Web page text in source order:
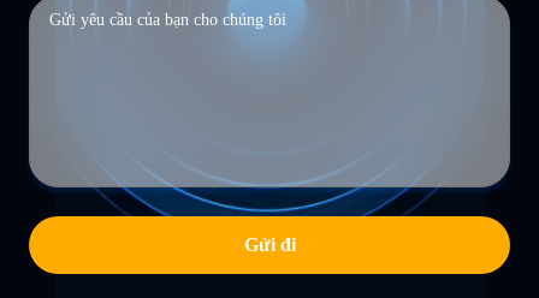
Gửi đi